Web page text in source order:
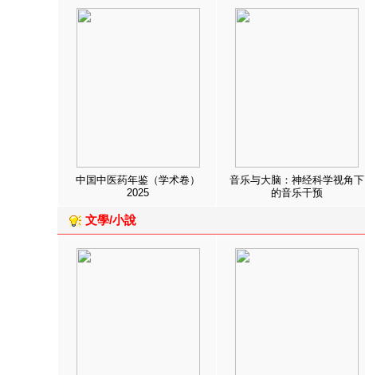
中国中医药年鉴（学术卷）
2025
音乐与大脑：神经科学视角下
的音乐干预
文學/小說